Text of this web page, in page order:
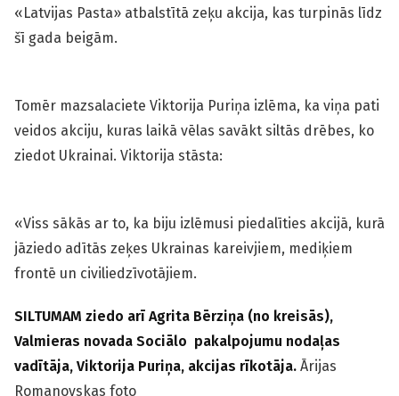
«Latvijas Pasta» atbalstītā zeķu akcija, kas turpinās līdz
šī gada beigām.
Tomēr mazsalaciete Viktorija Puriņa izlēma, ka viņa pati
veidos akciju, kuras laikā vēlas savākt siltās drēbes, ko
ziedot Ukrainai. Viktorija stāsta:
«Viss sākās ar to, ka biju izlēmusi piedalīties akcijā, kurā
jāziedo adītās zeķes Ukrainas kareivjiem, mediķiem
frontē un civil­iedzīvotājiem.
SILTUMAM ziedo arī Agrita Bērziņa (no kreisās),
Valmieras novada Sociālo pakalpojumu nodaļas
vadītāja, Viktorija Puriņa, akcijas rīkotāja. Ārijas
Romanovskas foto